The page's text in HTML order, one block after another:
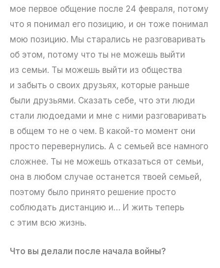
мое первое общение после 24 февраля, потому
что я понимал его позицию, и он тоже понимал
мою позицию. Мы старались не разговаривать
об этом, потому что ты не можешь выйти
из семьи. Ты можешь выйти из общества
и забыть о своих друзьях, которые раньше
были друзьями. Сказать себе, что эти люди
стали людоедами и мне с ними разговаривать
в общем то не о чем. В какой-то момент они
просто перевернулись. А с семьей все намного
сложнее. Ты не можешь отказаться от семьи,
она в любом случае останется твоей семьей,
поэтому было принято решение просто
соблюдать дистанцию и… И жить теперь
с этим всю жизнь.
Что вы делали после начала войны?